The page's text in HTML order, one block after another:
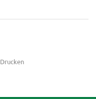
Drucken